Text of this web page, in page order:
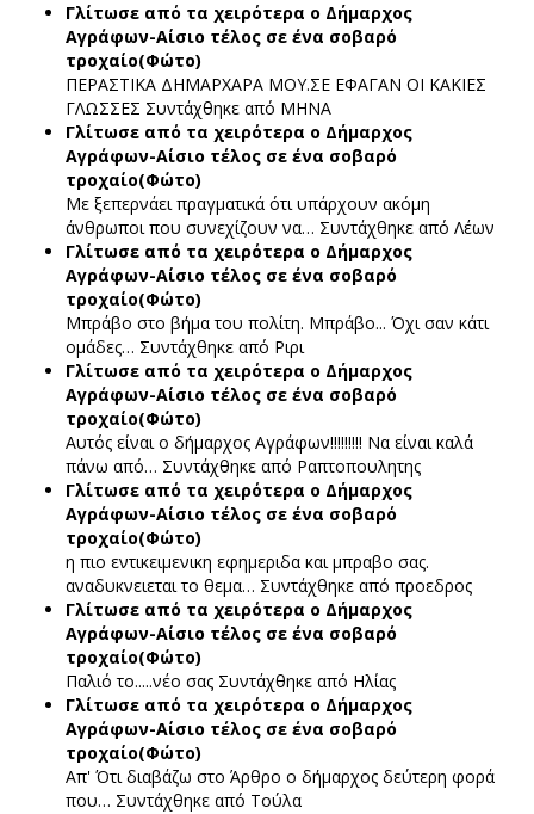
Γλίτωσε από τα χειρότερα ο Δήμαρχος
Αγράφων-Αίσιο τέλος σε ένα σοβαρό
τροχαίο(Φώτο)
ΠΕΡΑΣΤΙΚΑ ΔΗΜΑΡΧΑΡΑ ΜΟΥ.ΣΕ ΕΦΑΓΑΝ ΟΙ ΚΑΚΙΕΣ
ΓΛΩΣΣΕΣ Συντάχθηκε από ΜΗΝΑ
Γλίτωσε από τα χειρότερα ο Δήμαρχος
Αγράφων-Αίσιο τέλος σε ένα σοβαρό
τροχαίο(Φώτο)
Με ξεπερνάει πραγματικά ότι υπάρχουν ακόμη
άνθρωποι που συνεχίζουν να… Συντάχθηκε από Λέων
Γλίτωσε από τα χειρότερα ο Δήμαρχος
Αγράφων-Αίσιο τέλος σε ένα σοβαρό
τροχαίο(Φώτο)
Μπράβο στο βήμα του πολίτη. Μπράβο... Όχι σαν κάτι
ομάδες… Συντάχθηκε από Ριρι
Γλίτωσε από τα χειρότερα ο Δήμαρχος
Αγράφων-Αίσιο τέλος σε ένα σοβαρό
τροχαίο(Φώτο)
Αυτός είναι ο δήμαρχος Αγράφων!!!!!!!!! Να είναι καλά
πάνω από… Συντάχθηκε από Ραπτοπουλητης
Γλίτωσε από τα χειρότερα ο Δήμαρχος
Αγράφων-Αίσιο τέλος σε ένα σοβαρό
τροχαίο(Φώτο)
η πιο εντικειμενικη εφημεριδα και μπραβο σας.
αναδυκνειεται το θεμα… Συντάχθηκε από προεδρος
Γλίτωσε από τα χειρότερα ο Δήμαρχος
Αγράφων-Αίσιο τέλος σε ένα σοβαρό
τροχαίο(Φώτο)
Παλιό το.....νέο σας Συντάχθηκε από Ηλίας
Γλίτωσε από τα χειρότερα ο Δήμαρχος
Αγράφων-Αίσιο τέλος σε ένα σοβαρό
τροχαίο(Φώτο)
Απ' Ότι διαβάζω στο Άρθρο ο δήμαρχος δεύτερη φορά
που… Συντάχθηκε από Τούλα